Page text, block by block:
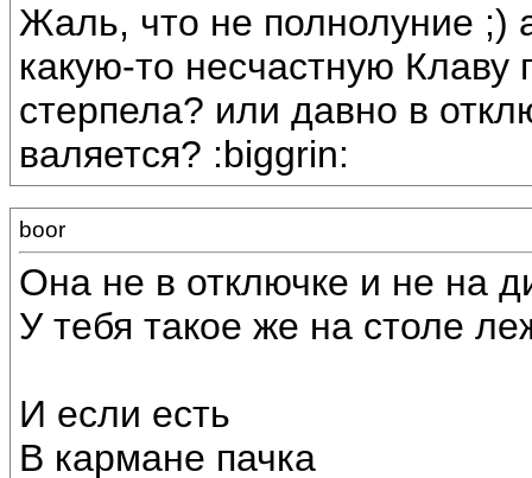
Жаль, что не полнолуние ;)
какую-то несчастную
стерпела? или давно в
валяется? :biggrin:
boor
Она не в отключке и не на
У тебя такое же на столе
И если есть
В кармане пачка